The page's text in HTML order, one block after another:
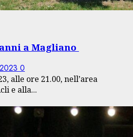
a Magliano
0
alle ore 21.00, nell’area
e alla...